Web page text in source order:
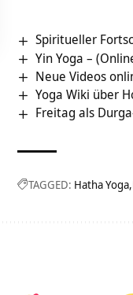
Spiritueller
Yin Yoga –
Neue Videos
Yoga Wiki über
Freitag als
TAGGED: Hatha Yoga